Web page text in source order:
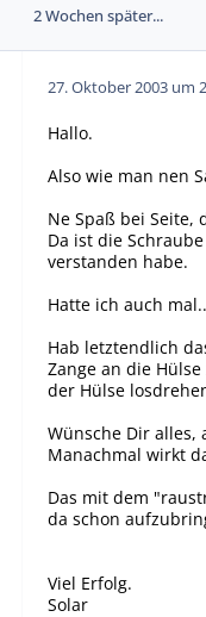
2 Wochen später...
27. Oktober 2003 um
Hallo.
Also wie man nen
Ne Spaß bei Seite,
Da ist die
verstanden habe.
Hatte ich auch
Hab letztendlich
Zange an die
der Hülse
Wünsche Dir alles,
Manachmal wirkt
Das mit dem
da schon
Viel Erfolg.
Solar